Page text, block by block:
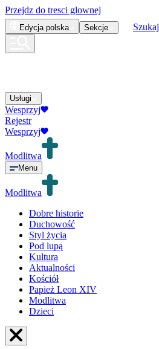
Przejdz do tresci glownej
Edycja polska Sekcje Szukaj
Usługi
Wesprzyj
Rejestr
Wesprzyj
Modlitwa
Menu
Modlitwa
Dobre historie
Duchowość
Styl życia
Pod lupą
Kultura
Aktualności
Kościół
Papież Leon XIV
Modlitwa
Dzieci